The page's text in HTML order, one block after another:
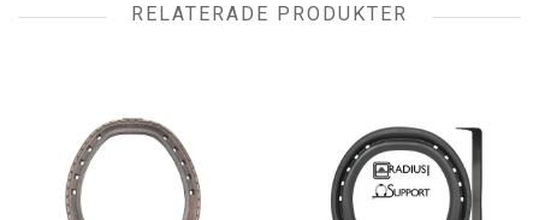
RELATERADE PRODUKTER